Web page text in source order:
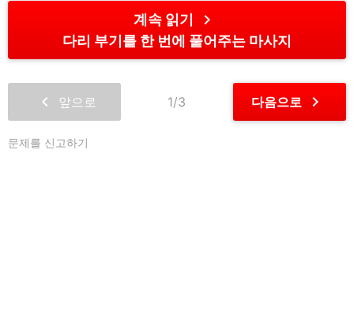
계속 읽기 chevron_right
다리 부기를 한 번에 풀어주는 마사지
chevron_left 앞으로 1/3 다음으로 chevron_right
문제를 신고하기